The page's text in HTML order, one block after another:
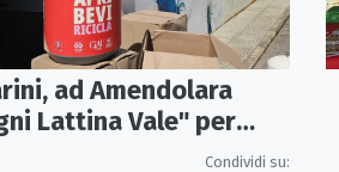
ad Amendolara
Lattina Vale" per
Condividi su: